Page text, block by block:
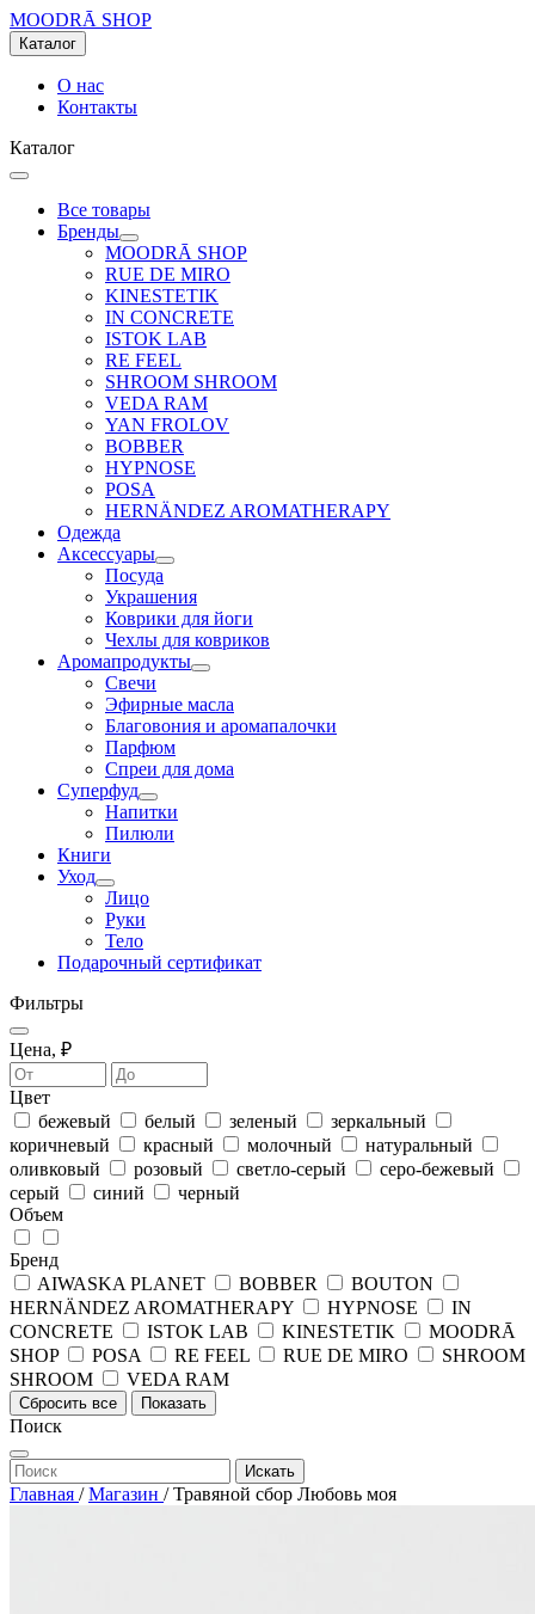
MOODRĀ SHOP
Каталог
О нас
Контакты
Каталог
Все товары
Бренды
MOODRĀ SHOP
RUE DE MIRO
KINESTETIK
IN CONCRETE
ISTOK LAB
RE FEEL
SHROOM SHROOM
VEDA RAM
YAN FROLOV
BOBBER
HYPNOSE
POSA
HERNÄNDEZ AROMATHERAPY
Одежда
Аксессуары
Посуда
Украшения
Коврики для йоги
Чехлы для ковриков
Аромапродукты
Свечи
Эфирные масла
Благовония и аромапалочки
Парфюм
Спреи для дома
Суперфуд
Напитки
Пилюли
Книги
Уход
Лицо
Руки
Тело
Подарочный сертификат
Фильтры
Цена, ₽
Цвет
бежевый
белый зеленый
зеркальный
коричневый
красный молочный
натуральный
оливковый
розовый светло-серый
серо-бежевый
серый
синий
черный
Объем
Бренд
AIWASKA PLANET
BOBBER
BOUTON
HERNÄNDEZ AROMATHERAPY
HYPNOSE
IN
CONCRETE
ISTOK LAB KINESTETIK
MOODRĀ
SHOP
POSA RE FEEL RUE DE MIRO
SHROOM
SHROOM
VEDA RAM
Сбросить все Показать
Поиск
Искать
Главная /Магазин /Травяной cбор Любовь моя